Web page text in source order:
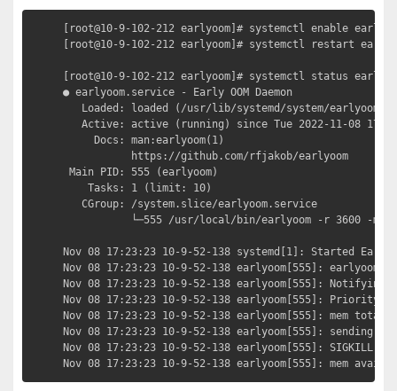
[root@10-9-102-212 earlyoom]# systemctl enable
[root@10-9-102-212 earlyoom]# systemctl restart
[root@10-9-102-212 earlyoom]# systemctl status
● earlyoom.service - Early OOM Daemon
Loaded: loaded (/usr/lib/systemd/system/
Active: active (running) since Tue 2022-11-08
Docs: man:earlyoom(1)
https://github.com/rfjakob/earlyoom
Main PID: 555 (earlyoom)
Tasks: 1 (limit: 10)
CGroup: /system.slice/earlyoom.service
└─555 /usr/local/bin/earlyoom -r 3600 -m 2,2
Nov 08 17:23:23 10-9-52-138 systemd[1]: Started Early
Nov 08 17:23:23 10-9-52-138 earlyoom[555]: earlyoom
Nov 08 17:23:23 10-9-52-138 earlyoom[555]: Notifying
Nov 08 17:23:23 10-9-52-138 earlyoom[555]: Priority
Nov 08 17:23:23 10-9-52-138 earlyoom[555]: mem total:
Nov 08 17:23:23 10-9-52-138 earlyoom[555]: sending
Nov 08 17:23:23 10-9-52-138 earlyoom[555]: SIGKILL when
Nov 08 17:23:23 10-9-52-138 earlyoom[555]: mem avail: